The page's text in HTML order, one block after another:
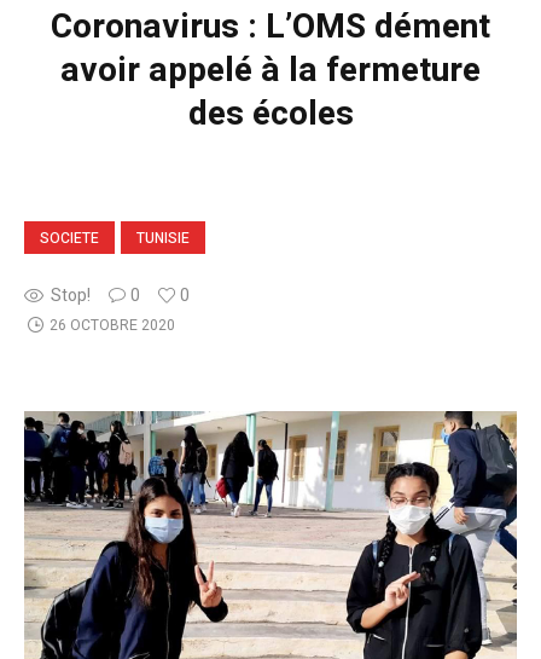
Coronavirus : L’OMS dément
avoir appelé à la fermeture
des écoles
SOCIETE TUNISIE
Stop! 0 0
26 OCTOBRE 2020